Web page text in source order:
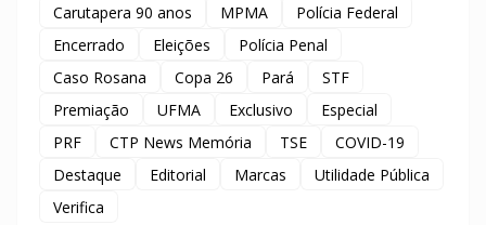
Carutapera 90 anos
MPMA
Polícia Federal
Encerrado
Eleições
Polícia Penal
Caso Rosana
Copa 26 Pará
STF
Premiação
UFMA Exclusivo
Especial
PRF
CTP News Memória TSE
COVID-19
Destaque
Editorial Marcas
Utilidade Pública
Verifica